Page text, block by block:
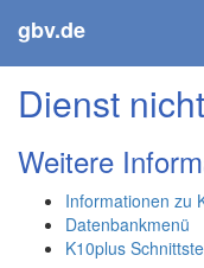
gbv.de
Dienst
Weitere
Informationen zu
Datenbankmenü
K10plus